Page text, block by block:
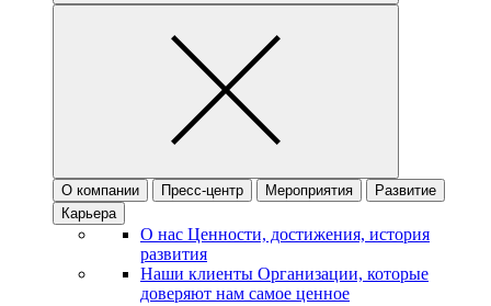
О компании Пресс-центр Мероприятия
Развитие
Карьера
О нас Ценности, достижения, история
развития
Наши клиенты Организации, которые
доверяют нам самое ценное